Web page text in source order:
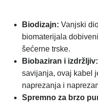
Biodizajn: Vanjski
biomaterijala
šećerne trske.
Biobaziran i izdržljiv:
savijanja, ovaj kabel
naprezanja i
Spremno za brzo